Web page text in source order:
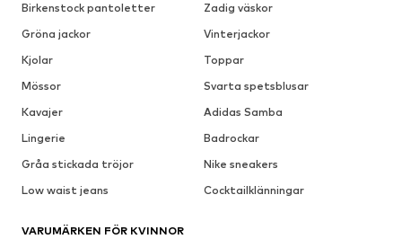
Birkenstock pantoletter
Zadig väskor
Gröna jackor
Vinterjackor
Kjolar
Toppar
Mössor
Svarta spetsblusar
Kavajer
Adidas Samba
Lingerie
Badrockar
Gråa stickada tröjor
Nike sneakers
Low waist jeans
Cocktailklänningar
VARUMÄRKEN FÖR KVINNOR